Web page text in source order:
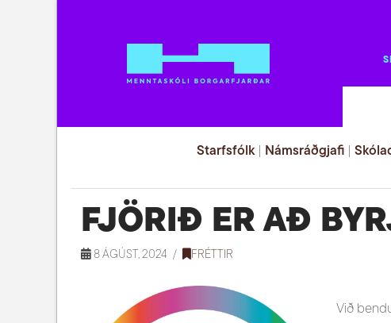
Starfsfólk| Námsráðgjafi
FJÖRIÐ ER AÐ
8 ÁGÚST, 2024 FRÉTTIR
Við